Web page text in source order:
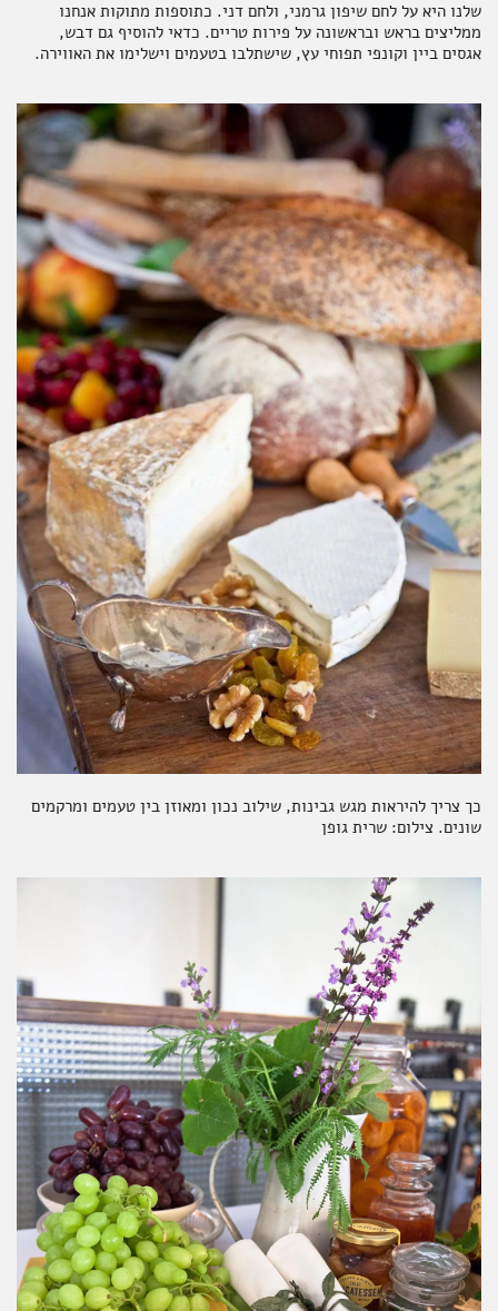
שלנו היא על לחם שיפון גרמני, ולחם דני. כתוספות מתוקות אנחנו
ממליצים בראש ובראשונה על פירות טריים. כדאי להוסיף גם דבש,
אגסים ביין וקונפי תפוחי עץ, שישתלבו בטעמים וישלימו את האווירה.
כך צריך להיראות מגש גבינות, שילוב נכון ומאוזן בין טעמים ומרקמים
שונים. צילום: שרית גופן